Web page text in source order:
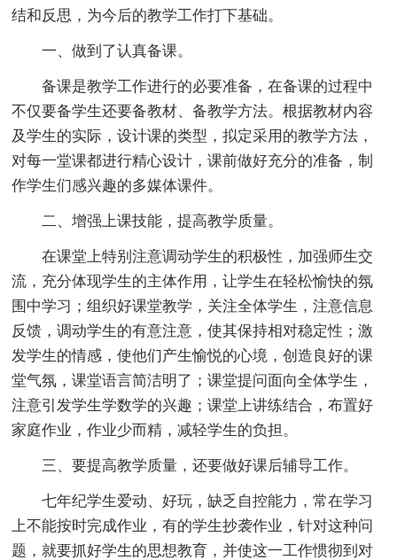
结和反思，为今后的教学工作打下基础。
一、做到了认真备课。
备课是教学工作进行的必要准备，在备课的过程中
不仅要备学生还要备教材、备教学方法。根据教材内容
及学生的实际，设计课的类型，拟定采用的教学方法，
对每一堂课都进行精心设计，课前做好充分的准备，制
作学生们感兴趣的多媒体课件。
二、增强上课技能，提高教学质量。
在课堂上特别注意调动学生的积极性，加强师生交
流，充分体现学生的主体作用，让学生在轻松愉快的氛
围中学习；组织好课堂教学，关注全体学生，注意信息
反馈，调动学生的有意注意，使其保持相对稳定性；激
发学生的情感，使他们产生愉悦的心境，创造良好的课
堂气氛，课堂语言简洁明了；课堂提问面向全体学生，
注意引发学生学数学的兴趣；课堂上讲练结合，布置好
家庭作业，作业少而精，减轻学生的负担。
三、要提高教学质量，还要做好课后辅导工作。
七年纪学生爱动、好玩，缺乏自控能力，常在学习
上不能按时完成作业，有的学生抄袭作业，针对这种问
题，就要抓好学生的思想教育，并使这一工作惯彻到对